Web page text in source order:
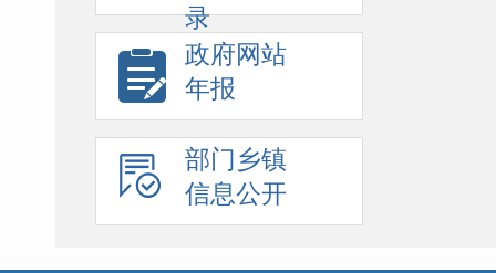
录
政府网站
年报
部门乡镇
信息公开